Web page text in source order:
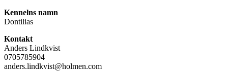
Kennelns namn
Dontilias
Kontakt
Anders Lindkvist
0705785904
anders.lindkvist@holmen.com